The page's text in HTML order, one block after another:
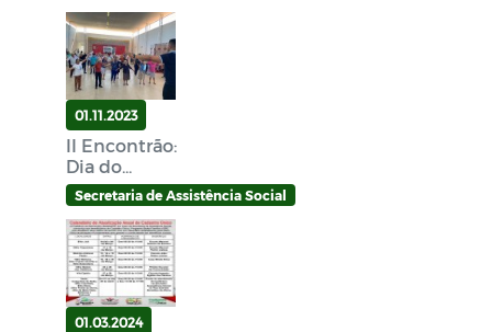
01.11.2023
II Encontrão:
Dia do...
Secretaria de Assistência Social
01.03.2024